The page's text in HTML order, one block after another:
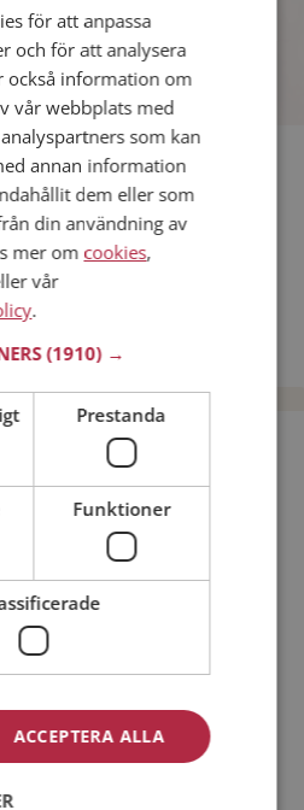
: Ulmerkott,Emma8305
utan kostnad!
Kvinna
för att anpassa
och för att analysera
också information om
vår webbplats med
som kan
annan information
dem eller som
din användning av
mer om cookies,
vår
.
(1910) →
Prestanda
Funktioner
ACCEPTERA ALLA